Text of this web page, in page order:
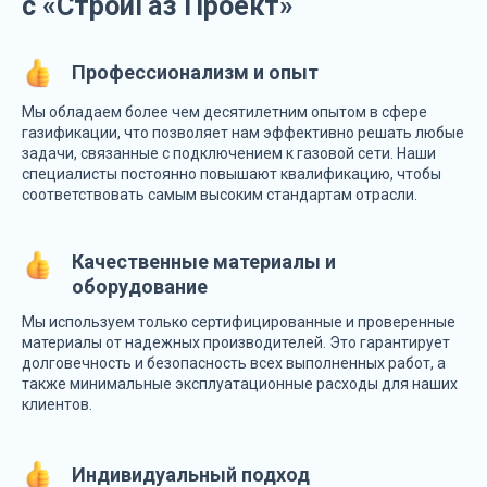
Профессионализм и опыт
Мы обладаем более чем десятилетним опытом в сфере
газификации, что позволяет нам эффективно решать любые
задачи, связанные с подключением к газовой сети. Наши
специалисты постоянно повышают квалификацию, чтобы
соответствовать самым высоким стандартам отрасли.
Качественные материалы и
оборудование
Мы используем только сертифицированные и проверенные
материалы от надежных производителей. Это гарантирует
долговечность и безопасность всех выполненных работ, а
также минимальные эксплуатационные расходы для наших
клиентов.
Индивидуальный подход